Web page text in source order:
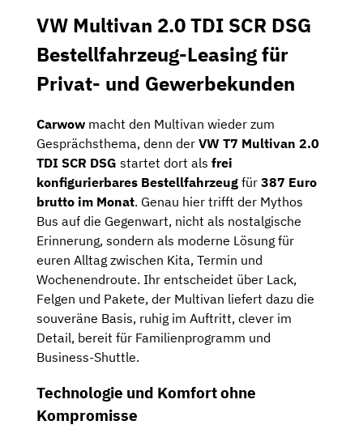
VW Multivan 2.0 TDI SCR DSG
Bestellfahrzeug-Leasing für
Privat- und Gewerbekunden
Carwow macht den Multivan wieder zum
Gesprächsthema, denn der VW T7 Multivan 2.0
TDI SCR DSG startet dort als frei
konfigurierbares Bestellfahrzeug für 387 Euro
brutto im Monat. Genau hier trifft der Mythos
Bus auf die Gegenwart, nicht als nostalgische
Erinnerung, sondern als moderne Lösung für
euren Alltag zwischen Kita, Termin und
Wochenendroute. Ihr entscheidet über Lack,
Felgen und Pakete, der Multivan liefert dazu die
souveräne Basis, ruhig im Auftritt, clever im
Detail, bereit für Familienprogramm und
Business-Shuttle.
Technologie und Komfort ohne
Kompromisse